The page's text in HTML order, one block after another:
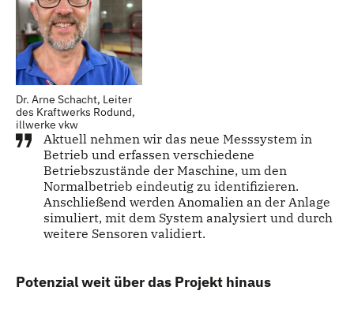
Dr. Arne Schacht, Leiter
des Kraftwerks Rodund,
illwerke vkw
Aktuell nehmen wir das neue Messsystem in
Betrieb und erfassen verschiedene
Betriebszustände der Maschine, um den
Normalbetrieb eindeutig zu identifizieren.
Anschließend werden Anomalien an der Anlage
simuliert, mit dem System analysiert und durch
weitere Sensoren validiert.
Potenzial weit über das Projekt hinaus